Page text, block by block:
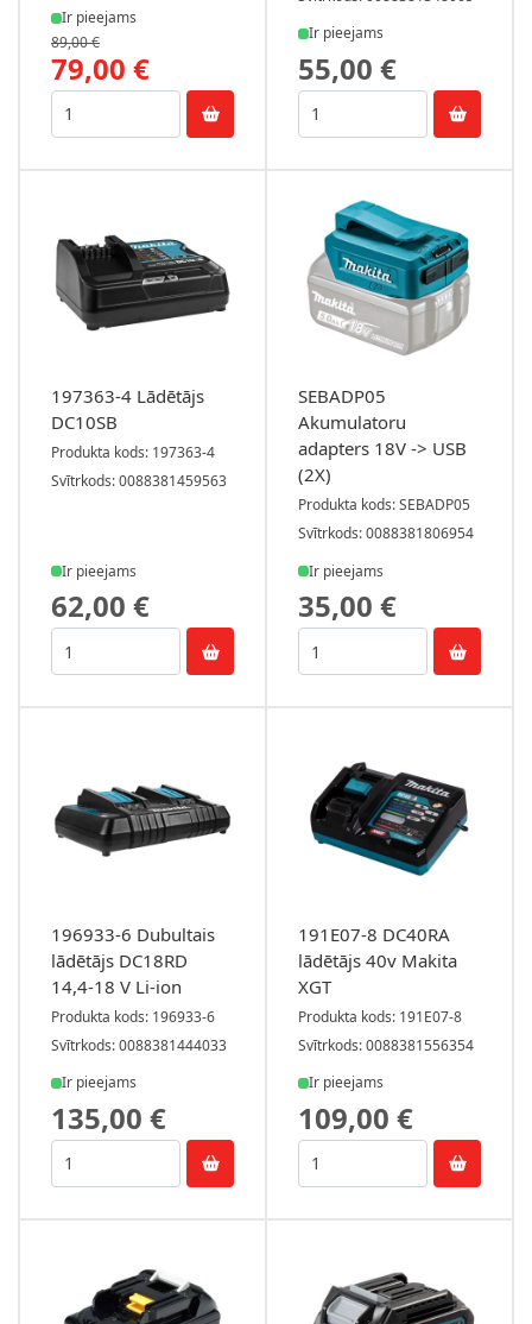
Ir pieejams
79,00 €
89,00 €
Ir pieejams
55,00 €
197363-4 Lādētājs
DC10SB
Produkta kods: 197363-4
Svītrkods: 0088381459563
Ir pieejams
62,00 €
SEBADP05
Akumulatoru
adapters 18V -> USB
(2X)
Produkta kods: SEBADP05
Svītrkods: 0088381806954
Ir pieejams
35,00 €
196933-6 Dubultais
lādētājs DC18RD
14,4-18 V Li-ion
Produkta kods: 196933-6
Svītrkods: 0088381444033
Ir pieejams
135,00 €
191E07-8 DC40RA
lādētājs 40v Makita
XGT
Produkta kods: 191E07-8
Svītrkods: 0088381556354
Ir pieejams
109,00 €